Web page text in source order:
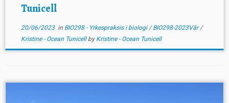
Tunicell
20/06/2023in BIO298 - Yrkespraksis i biologi/BIO298-2023Vår/
Kristine - Ocean Tunicellby Kristine - Ocean Tunicell